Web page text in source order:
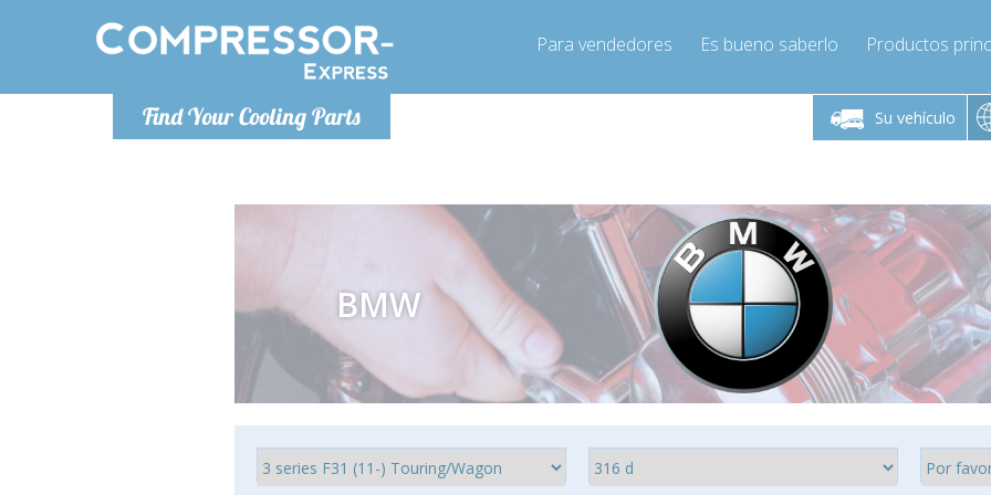
Find Your Cooling Parts
Para vendedores Es bueno saberlo Productos
Su vehículo
De lunes a viernes de 9:00 a De lunes a viernes de 9:00 a
16:00
Info@compressor-express.es
De lunes a
BMW